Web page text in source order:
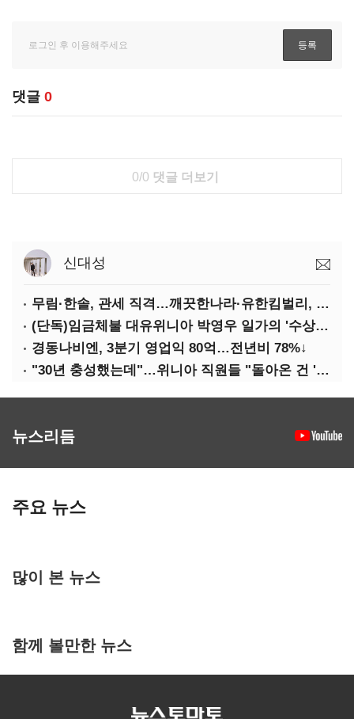
댓글 0
0/0 댓글 더보기
신대성
무림·한솔, 관세 직격…깨끗한나라·유한킴벌리, 수익성 악화
(단독)임금체불 대유위니아 박영우 일가의 '수상한 별장'
경동나비엔, 3분기 영업익 80억…전년비 78%↓
"30년 충성했는데"…위니아 직원들 "돌아온 건 '배신'"
뉴스리듬
주요 뉴스
많이 본 뉴스
함께 볼만한 뉴스